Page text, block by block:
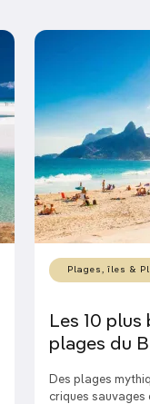
Plages, îles &
Les 10 plus
plages du
Des plages
criques sauvages